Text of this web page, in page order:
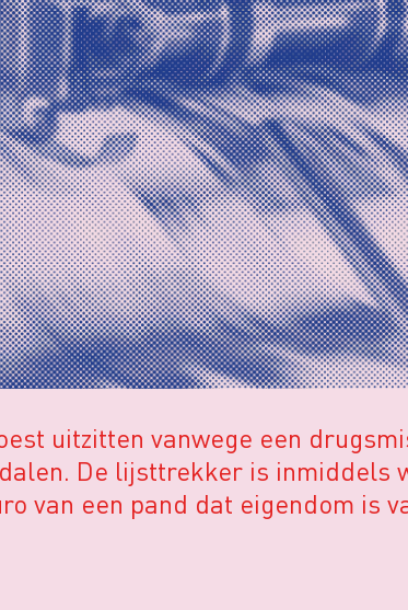
uitzitten vanwege een
De lijsttrekker is inmiddels
van een pand dat eigendom is